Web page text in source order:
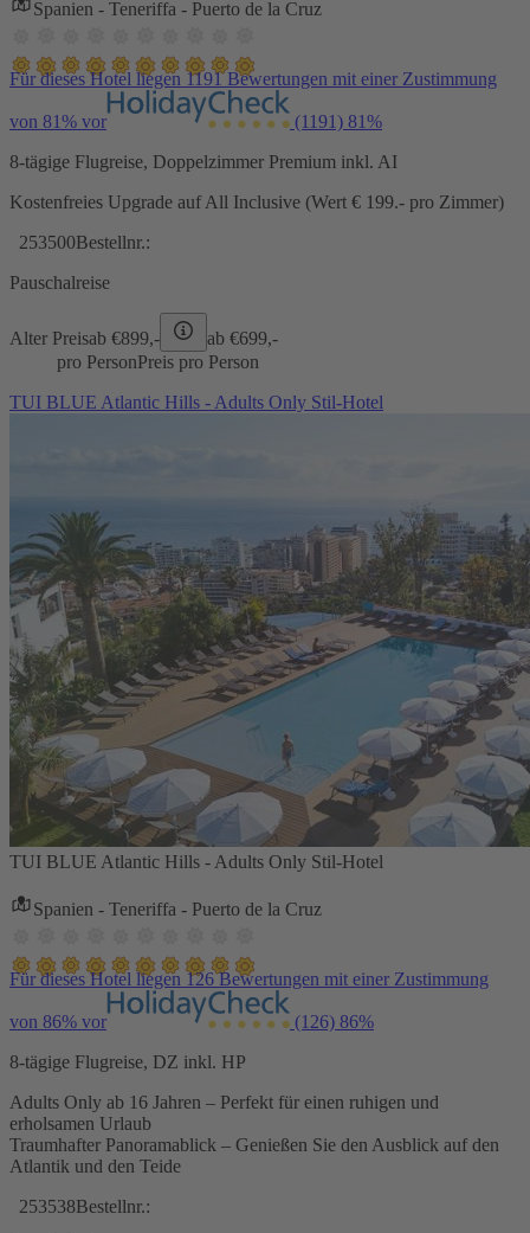
Spanien - Teneriffa - Puerto de la Cruz
Für dieses Hotel liegen 1191 Bewertungen mit einer Zustimmung
von 81% vor (1191) 81%
8-tägige Flugreise, Doppelzimmer Premium inkl. AI
Kostenfreies Upgrade auf All Inclusive (Wert € 199.- pro Zimmer)
253500Bestellnr.:
Pauschalreise
Alter Preisab €899,- ab €699,-
pro PersonPreis pro Person
TUI BLUE Atlantic Hills - Adults Only Stil-Hotel
TUI BLUE Atlantic Hills - Adults Only Stil-Hotel
Spanien - Teneriffa - Puerto de la Cruz
Für dieses Hotel liegen 126 Bewertungen mit einer Zustimmung
von 86% vor (126) 86%
8-tägige Flugreise, DZ inkl. HP
Adults Only ab 16 Jahren – Perfekt für einen ruhigen und
erholsamen Urlaub
Traumhafter Panoramablick – Genießen Sie den Ausblick auf den
Atlantik und den Teide
253538Bestellnr.: